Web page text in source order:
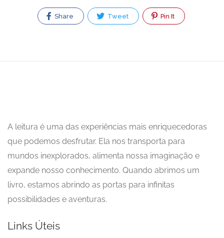
Share Tweet Pin It
A leitura é uma das experiências mais enriquecedoras
que podemos desfrutar. Ela nos transporta para
mundos inexplorados, alimenta nossa imaginação e
expande nosso conhecimento. Quando abrimos um
livro, estamos abrindo as portas para infinitas
possibilidades e aventuras.
Links Úteis